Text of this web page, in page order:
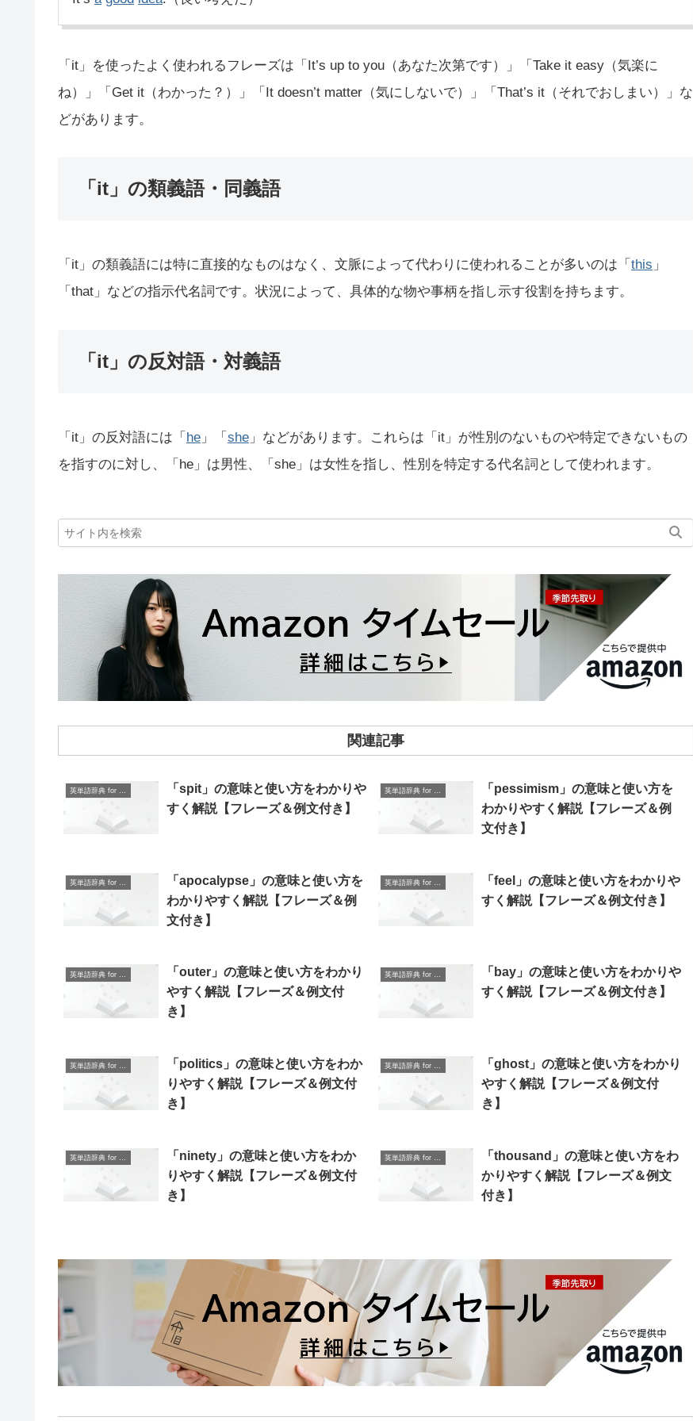
「it」を使ったよく使われるフレーズは「It’s up to you（あなた次第です）」「Take it easy（気楽に
ね）」「Get it（わかった？）」「It doesn’t matter（気にしないで）」「That’s it（それでおしまい）」な
どがあります。
「it」の類義語・同義語
「it」の類義語には特に直接的なものはなく、文脈によって代わりに使われることが多いのは「 this 」
「that」などの指示代名詞です。状況によって、具体的な物や事柄を指し示す役割を持ちます。
「it」の反対語・対義語
「it」の反対語には「 he 」「 she 」などがあります。これらは「it」が性別のないものや特定できないもの
を指すのに対し、「he」は男性、「she」は女性を指し、性別を特定する代名詞として使われます。
関連記事
「spit」の意味と使い方をわかりや
すく解説【フレーズ＆例文付き】
「pessimism」の意味と使い方を
わかりやすく解説【フレーズ＆例
文付き】
「apocalypse」の意味と使い方を
わかりやすく解説【フレーズ＆例
文付き】
「feel」の意味と使い方をわかりや
すく解説【フレーズ＆例文付き】
「outer」の意味と使い方をわかり
やすく解説【フレーズ＆例文付
き】
「bay」の意味と使い方をわかりや
すく解説【フレーズ＆例文付き】
英単語辞典 for Beginners
「politics」の意味と使い方をわか
りやすく解説【フレーズ＆例文付
き】
英単語辞典 for Beginners
「ghost」の意味と使い方をわかり
やすく解説【フレーズ＆例文付
き】
英単語辞典 for Beginners
「ninety」の意味と使い方をわか
りやすく解説【フレーズ＆例文付
き】
英単語辞典 for Beginners
「thousand」の意味と使い方をわ
かりやすく解説【フレーズ＆例文
付き】